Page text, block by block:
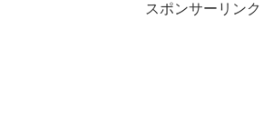
スポンサーリンク